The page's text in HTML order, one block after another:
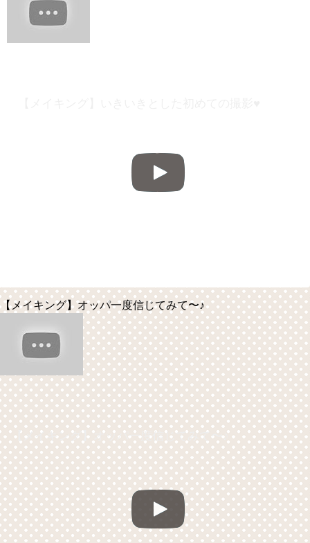
【メイキング】オッパ一度信じてみて〜♪
【メイキング】オッパ一度信じてみて〜♪